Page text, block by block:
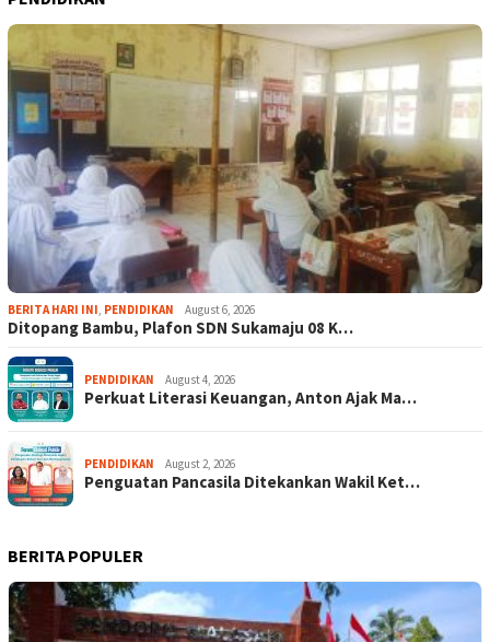
BERITA HARI INI, PENDIDIKAN August 6, 2026
Ditopang Bambu, Plafon SDN Sukamaju 08 K…
PENDIDIKAN August 4, 2026
Perkuat Literasi Keuangan, Anton Ajak Ma…
PENDIDIKAN August 2, 2026
Penguatan Pancasila Ditekankan Wakil Ket…
BERITA POPULER